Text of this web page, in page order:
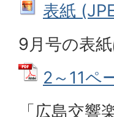
表紙
9月号の表
2～11ペ
「広島交